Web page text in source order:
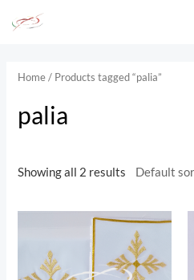
Home/ Products tagged “palia”
palia
Showing all 2 results